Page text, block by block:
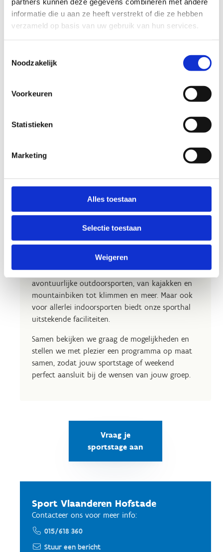
informatie die u aan ze heeft verstrekt of die ze hebben
verzameld op basis van uw gebruik van hun services.
Noodzakelijk
Voorkeuren
Statistieken
Marketing
Alles toestaan
Selectie toestaan
Weigeren
Contacteer ons en dan bekijken we graag samen
met jou wat de mogelijkheden zijn.
Kom op sportstage in
Wil je met je sportclub, vereniging of federatie
een stage met overnachting of een sportweekend
In Hofstade vind je alles wat je nodig hebt voor
avontuurlijke outdoorsporten, van kajakken en
mountainbiken tot klimmen en meer. Maar ook
voor allerlei indoorsporten biedt onze sporthal
uitstekende faciliteiten.
Samen bekijken we graag de mogelijkheden en
stellen we met plezier een programma op maat
samen, zodat jouw sportstage of weekend
perfect aansluit bij de wensen van jouw groep.
Vraag je
sportstage aan
Sport Vlaanderen Hofstade
Contacteer ons voor meer info:
015/618 360
Stuur een bericht